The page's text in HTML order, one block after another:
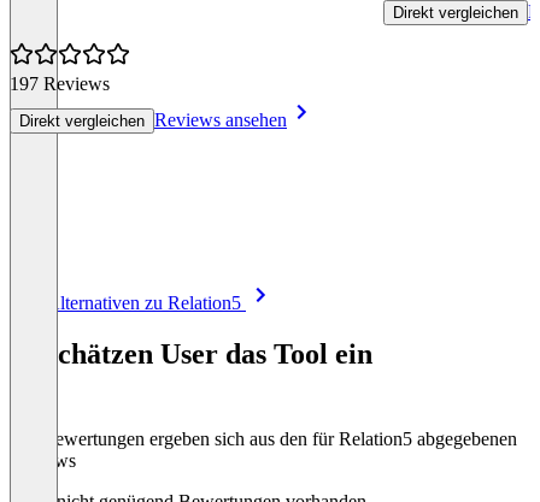
197 Reviews
Direkt vergleichen Reviews ansehen
Direkt vergleichen
Alle Alternativen zu Relation5
So schätzen User das Tool ein
Die Bewertungen ergeben sich aus den für Relation5 abgegebenen
Reviews